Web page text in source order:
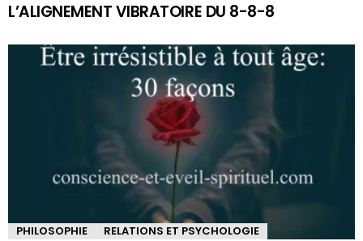
L’ALIGNEMENT VIBRATOIRE DU 8-8-8
PHILOSOPHIE RELATIONS ET PSYCHOLOGIE